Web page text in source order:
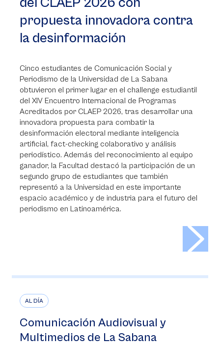
propuesta innovadora contra
la desinformación
Cinco estudiantes de Comunicación Social y
Periodismo de la Universidad de La Sabana
obtuvieron el primer lugar en el challenge estudiantil
del XIV Encuentro Internacional de Programas
Acreditados por CLAEP 2026, tras desarrollar una
innovadora propuesta para combatir la
desinformación electoral mediante inteligencia
artificial, fact-checking colaborativo y análisis
periodístico. Además del reconocimiento al equipo
ganador, la Facultad destacó la participación de un
segundo grupo de estudiantes que también
representó a la Universidad en este importante
espacio académico y de industria para el futuro del
periodismo en Latinoamérica.
AL DÍA
Comunicación Audiovisual y
Multimedios de La Sabana